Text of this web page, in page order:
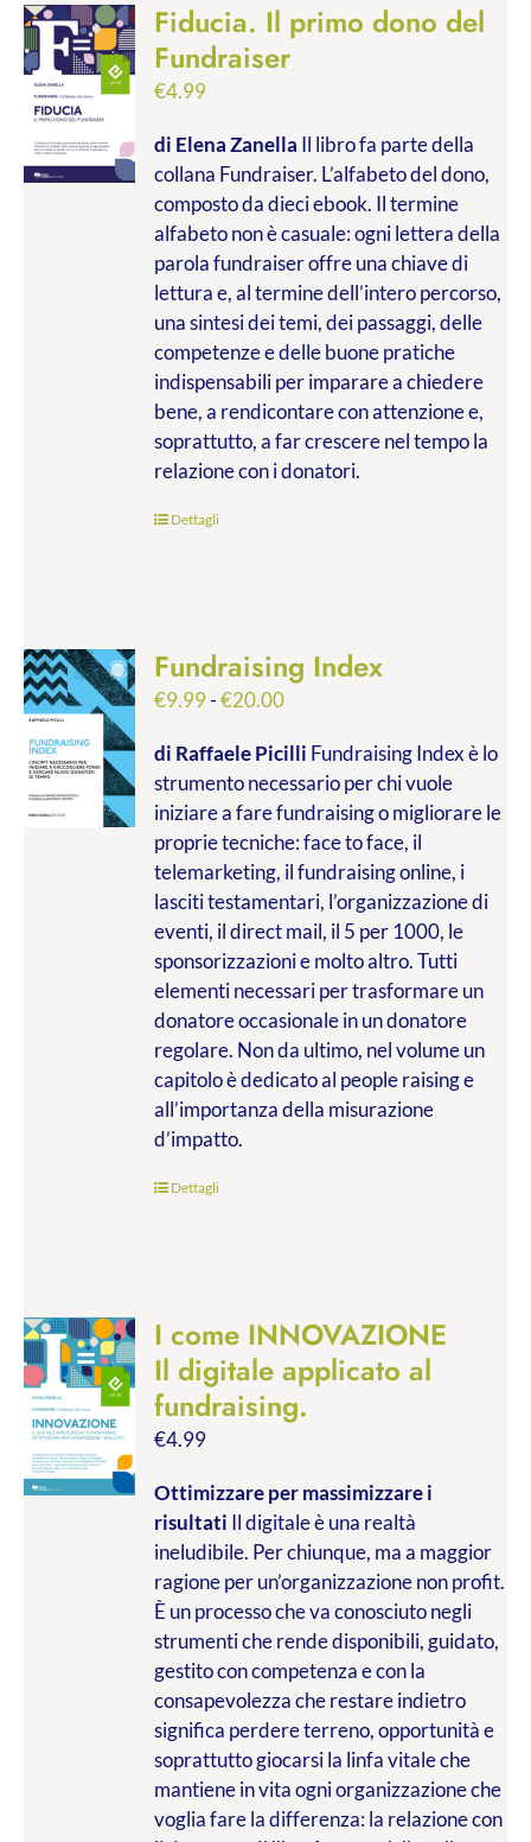
Fiducia. Il primo dono del
Fundraiser
€4.99
di Elena Zanella Il libro fa parte della
collana Fundraiser. L’alfabeto del dono,
composto da dieci ebook. Il termine
alfabeto non è casuale: ogni lettera della
parola fundraiser offre una chiave di
lettura e, al termine dell’intero percorso,
una sintesi dei temi, dei passaggi, delle
competenze e delle buone pratiche
indispensabili per imparare a chiedere
bene, a rendicontare con attenzione e,
soprattutto, a far crescere nel tempo la
relazione con i donatori.
Dettagli
Fundraising Index
€9.99-€20.00Fascia
prezzo:
da
€9.99
a
€20.00
di Raffaele Picilli Fundraising Index è lo
strumento necessario per chi vuole
iniziare a fare fundraising o migliorare le
proprie tecniche: face to face, il
telemarketing, il fundraising online, i
lasciti testamentari, l’organizzazione di
eventi, il direct mail, il 5 per 1000, le
sponsorizzazioni e molto altro. Tutti
elementi necessari per trasformare un
donatore occasionale in un donatore
regolare. Non da ultimo, nel volume un
capitolo è dedicato al people raising e
all’importanza della misurazione
d’impatto.
Dettagli
I come INNOVAZIONE
Il digitale applicato al
fundraising.
€4.99
Ottimizzare per massimizzare i
risultati Il digitale è una realtà
ineludibile. Per chiunque, ma a maggior
ragione per un’organizzazione non profit.
È un processo che va conosciuto negli
strumenti che rende disponibili, guidato,
gestito con competenza e con la
consapevolezza che restare indietro
significa perdere terreno, opportunità e
soprattutto giocarsi la linfa vitale che
mantiene in vita ogni organizzazione che
voglia fare la differenza: la relazione con